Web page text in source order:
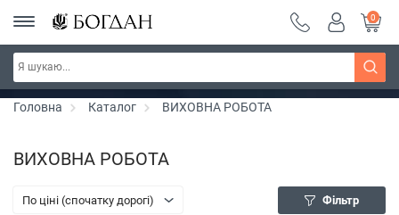
РОЗПРОДАЖ ~ 150 грн ~ 200 грн ~ 250 грн ~
300 грн ~ РОЗПРОДАЖ
Дізнатись більше
0
Головна Каталог ВИХОВНА РОБОТА
ВИХОВНА РОБОТА
По ціні (спочатку дорогі) Фільтр